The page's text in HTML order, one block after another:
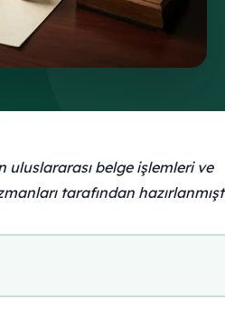
uluslararası belge işlemleri ve
tarafından